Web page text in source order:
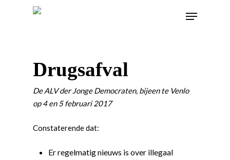
Drugsafval
De ALV der Jonge Democraten, bijeen te Venlo
op 4 en 5 februari 2017
Constaterende dat:
Er regelmatig nieuws is over illegaal